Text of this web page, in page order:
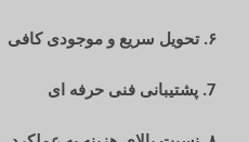
۶. تحویل سریع و موجودی کافی
7. پشتیبانی فنی حرفه ای